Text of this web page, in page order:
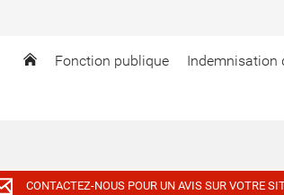
Fonction publique Indemnisation
CONTACTEZ-NOUS POUR UN AVIS SUR VOTRE